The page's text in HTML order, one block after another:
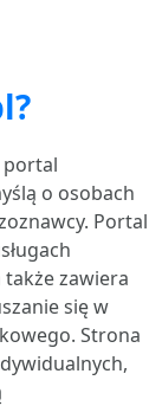
portal
o osobach
Portal
zawiera
się w
Strona